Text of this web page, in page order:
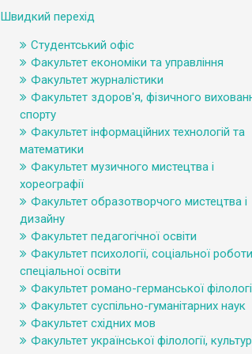
Швидкий перехід
Студентський офіс
Факультет економіки та управління
Факультет журналістики
Факультет здоров'я, фізичного
спорту
Факультет інформаційних технологій та
математики
Факультет музичного мистецтва і
хореографії
Факультет образотворчого мистецтва і
дизайну
Факультет педагогічної освіти
Факультет психології, соціальної
спеціальної освіти
Факультет романо-германської
Факультет суспільно-гуманітарних наук
Факультет східних мов
Факультет української філології,